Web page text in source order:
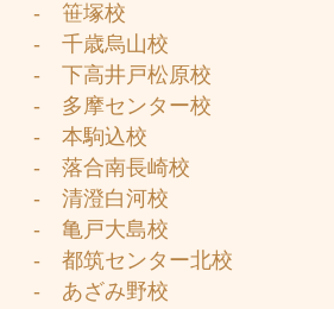
- 笹塚校
- 千歳烏山校
- 下高井戸松原校
- 多摩センター校
- 本駒込校
- 落合南長崎校
- 清澄白河校
- 亀戸大島校
- 都筑センター北校
- あざみ野校